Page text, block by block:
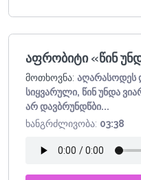
აფრობიტი «წინ
მოთხოვნა: აღარასოდეს
სიყვარული, წინ უნდა
არ დავბრუნდწბი...
ხანგრძლივობა: 03:38